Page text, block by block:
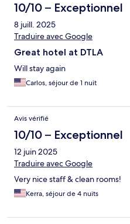
10/10 – Exceptionnel
8 juill. 2025
Traduire avec Google
Great hotel at DTLA
Will stay again
Carlos, séjour de 1 nuit
Avis vérifié
10/10 – Exceptionnel
12 juin 2025
Traduire avec Google
Very nice staff & clean rooms!
Kerra, séjour de 4 nuits